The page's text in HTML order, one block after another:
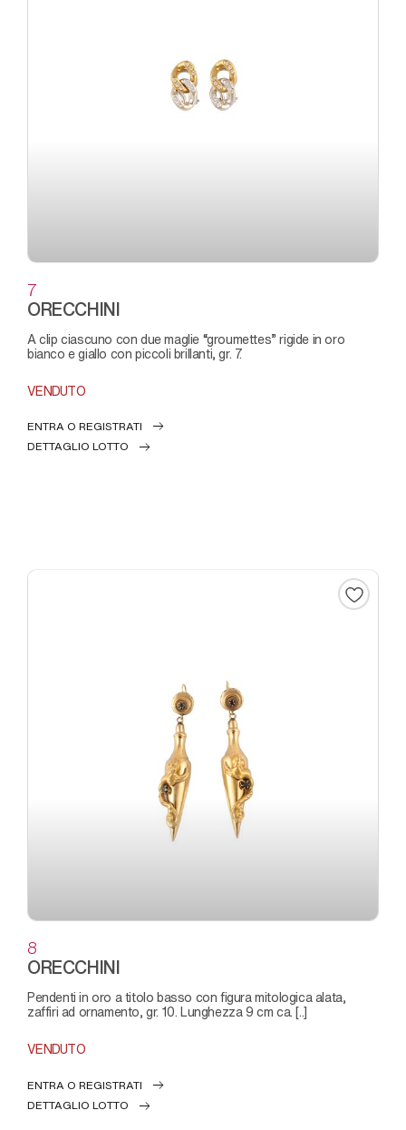
7
ORECCHINI
a clip ciascuno con due maglie “groumettes” rigide in oro
bianco e giallo con piccoli brillanti, gr. 7.
VENDUTO
ENTRA O REGISTRATI
DETTAGLIO LOTTO
8
ORECCHINI
pendenti in oro a titolo basso con figura mitologica alata,
zaffiri ad ornamento, gr. 10. Lunghezza 9 cm ca. [..]
VENDUTO
ENTRA O REGISTRATI
DETTAGLIO LOTTO